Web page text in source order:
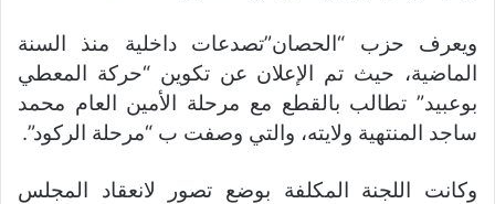
ويعرف حزب “الحصان”تصدعات داخلية منذ السنة
الماضية، حيث تم الإعلان عن تكوين “حركة المعطي
بوعبيد” تطالب بالقطع مع مرحلة الأمين العام محمد
ساجد المنتهية ولايته، والتي وصفت ب “مرحلة الركود”.
وكانت اللجنة المكلفة بوضع تصور لانعقاد المجلس